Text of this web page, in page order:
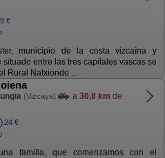
€
municipio de la costa vizcaína y
situado entre las tres capitales vascas se
Rural Natxiondo ...
(Vizcaya) a 30,8 km de
24 €
familia, que comenzamos con el